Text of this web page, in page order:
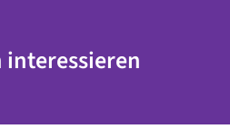
interessieren